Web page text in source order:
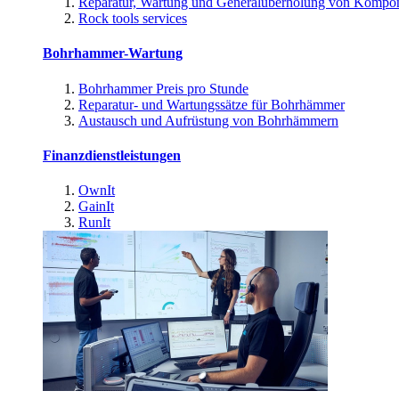
Rock tools services
Bohrhammer-Wartung
Bohrhammer Preis pro Stunde
Reparatur- und Wartungssätze für Bohrhämmer
Austausch und Aufrüstung von Bohrhämmern
Finanzdienstleistungen
OwnIt
GainIt
RunIt